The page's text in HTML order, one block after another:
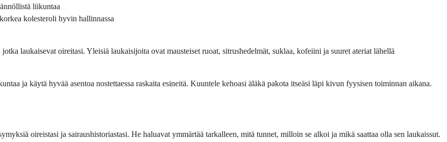
liikuntaa
kolesteroli hyvin hallinnassa
laukaisevat oireitasi. Yleisiä laukaisijoita ovat mausteiset ruoat, sitrus­hedelmät, suklaa, kofeiini ja suuret ateriat lähellä
ja käytä hyvää asentoa nostettaessa raskaita esineitä. Kuuntele kehoasi äläkä pakota itseäsi läpi kivun fyysisen toiminnan aikana.
oireistasi ja sairaus­historiastasi. He haluavat ymmärtää tarkalleen, mitä tunnet, milloin se alkoi ja mikä saattaa olla sen laukaissut.